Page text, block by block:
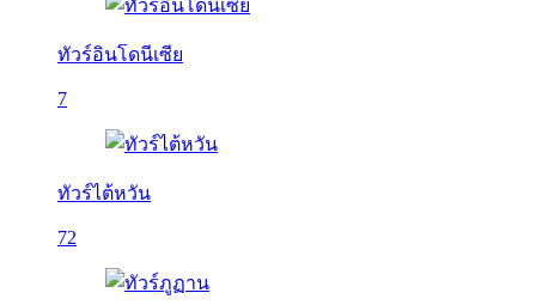
ทัวร์อินโดนีเซีย
7
ทัวร์ไต้หวัน
72